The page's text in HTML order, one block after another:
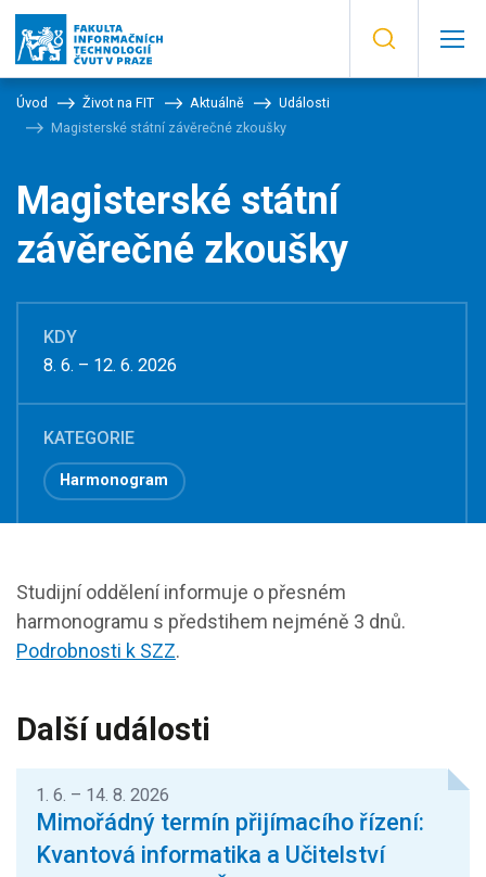
Úvod Život na FIT Aktuálně
Události
Magisterské státní závěrečné zkoušky
Magisterské státní
závěrečné zkoušky
KDY
8. 6. – 12. 6. 2026
KATEGORIE
Harmonogram
Studijní oddělení informuje o přesném
harmonogramu s předstihem nejméně 3 dnů.
Podrobnosti k SZZ.
Další události
1. 6. – 14. 8. 2026
Mimořádný termín přijímacího řízení:
Kvantová informatika a Učitelství